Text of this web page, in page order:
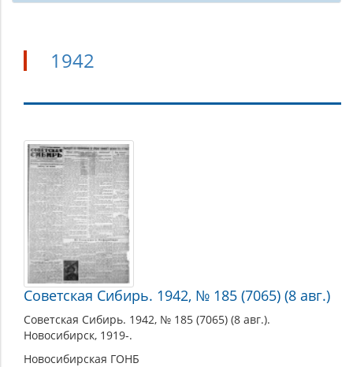
1942
1942
Советская Сибирь. 1942, № 185 (7065) (8 авг.)
Советская Сибирь. 1942, № 185 (7065) (8 авг.).
Новосибирск, 1919-.
Новосибирская ГОНБ